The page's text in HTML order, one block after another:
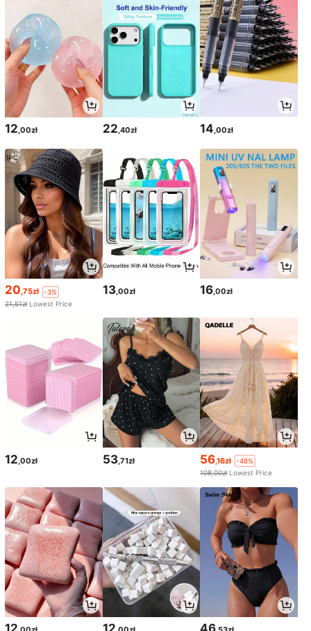
12,00zł 22,40zł 14,00zł
20,75zł
-3%
21,51zł Lowest Price
13,00zł 16,00zł
12 ,00zł 53,71zł 56,16zł
-48%
108,00zł Lowest Price
12 12 46